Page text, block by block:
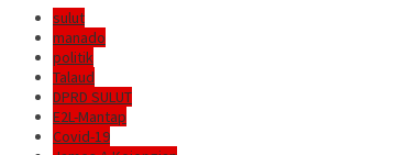
sulut
manado
politik
Talaud
DPRD SULUT
E2L-Mantap
Covid-19